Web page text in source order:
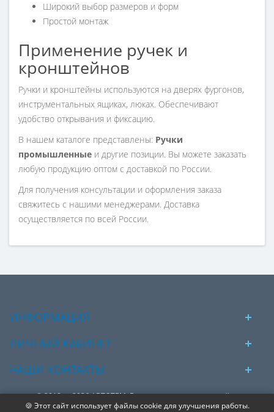
Широкий выбор размеров и форм
Простой монтаж
Применение ручек и
кронштейнов
Ручки и кронштейны используются на дверях фургонов,
инструментальных ящиках, люках. Обеспечивают
удобство открывания и фиксацию.
В нашем каталоге представлены: Ручки
промышленные и другие позиции. Вы можете заказать
любую продукцию оптом с доставкой по России.
Для получения консультации и оформления заказа
свяжитесь с нашими менеджерами. Доставка
осуществляется по всей России.
ИНФОРМАЦИЯ
ЛИЧНЫЙ КАБИНЕТ
НАШИ КОНТАКТЫ
© 2018 — 2026 АВТОТЕМ. Вся представленная на сайте
информация, касающаяся технических характеристик,
🍪 Этот сайт использует файлы cookie для улучшения работы.